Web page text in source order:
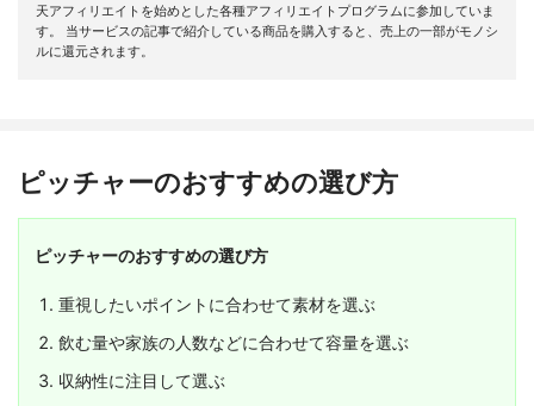
天アフィリエイトを始めとした各種アフィリエイトプログラムに参加していま
す。 当サービスの記事で紹介している商品を購入すると、売上の一部がモノシ
ルに還元されます。
ピッチャーのおすすめの選び方
ピッチャーのおすすめの選び方
重視したいポイントに合わせて素材を選ぶ
飲む量や家族の人数などに合わせて容量を選ぶ
収納性に注目して選ぶ